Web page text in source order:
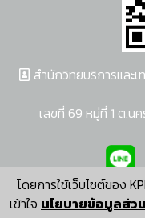
โดยการใช้เว็บไซต์ของ
เข้าใจ นโยบายข้อมูลส่ว
สำนักวิทยบริการและเ
เลขที่ 69 หมู่ที่ 1 ต.น
ผู้พัฒน